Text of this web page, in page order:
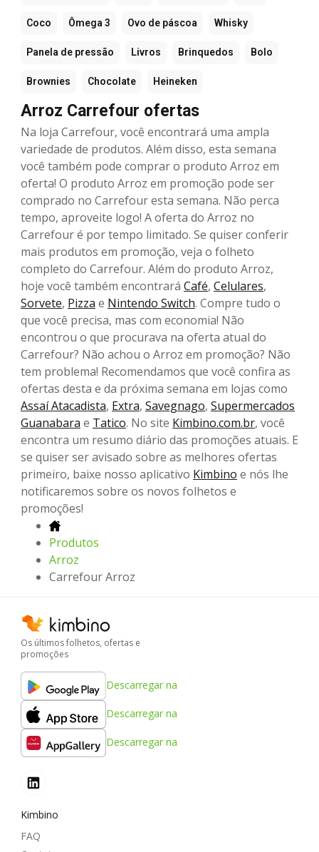
Coco Ômega 3 Ovo de páscoa Whisky
Panela de pressão Livros Brinquedos Bolo
Brownies Chocolate Heineken
Arroz Carrefour ofertas
Na loja Carrefour, você encontrará uma ampla
variedade de produtos. Além disso, esta semana
você também pode comprar o produto Arroz em
oferta! O produto Arroz em promoção pode ser
comprado no Carrefour esta semana. Não perca
tempo, aproveite logo! A oferta do Arroz no
Carrefour é por tempo limitado. Se quiser conferir
mais produtos em promoção, veja o folheto
completo do Carrefour. Além do produto Arroz,
hoje você também encontrará Café, Celulares,
Sorvete, Pizza e Nintendo Switch. Compre tudo o
que você precisa, mas com economia! Não
encontrou o que procurava na oferta atual do
Carrefour? Não achou o Arroz em promoção? Não
tem problema! Recomendamos que você confira as
ofertas desta e da próxima semana em lojas como
Assaí Atacadista, Extra, Savegnago, Supermercados
Guanabara e Tatico. No site Kimbino.com.br, você
encontra um resumo diário das promoções atuais. E
se quiser ser avisado sobre as melhores ofertas
primeiro, baixe nosso aplicativo Kimbino e nós lhe
notificaremos sobre os novos folhetos e
promoções!
Produtos
Arroz
Carrefour Arroz
Os últimos folhetos, ofertas e
promoções
Descarregar na
Descarregar na
Descarregar na
Kimbino
FAQ